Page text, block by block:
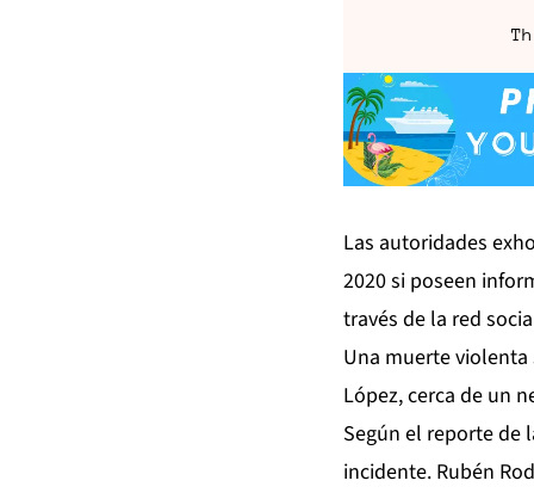
Las autoridades
2020 si poseen
través de la red
Una muerte violenta
López, cerca de un
Según el reporte de
incidente. Rubén